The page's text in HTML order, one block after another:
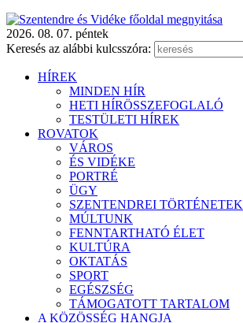
2026. 08. 07. péntek
Keresés az alábbi kulcsszóra:
HÍREK
MINDEN HÍR
HETI HÍRÖSSZEFOGLALÓ
TESTÜLETI HÍREK
ROVATOK
VÁROS
ÉS VIDÉKE
PORTRÉ
ÜGY
SZENTENDREI TÖRTÉNETEK
MÚLTUNK
FENNTARTHATÓ ÉLET
KULTÚRA
OKTATÁS
SPORT
EGÉSZSÉG
TÁMOGATOTT TARTALOM
A KÖZÖSSÉG HANGJA